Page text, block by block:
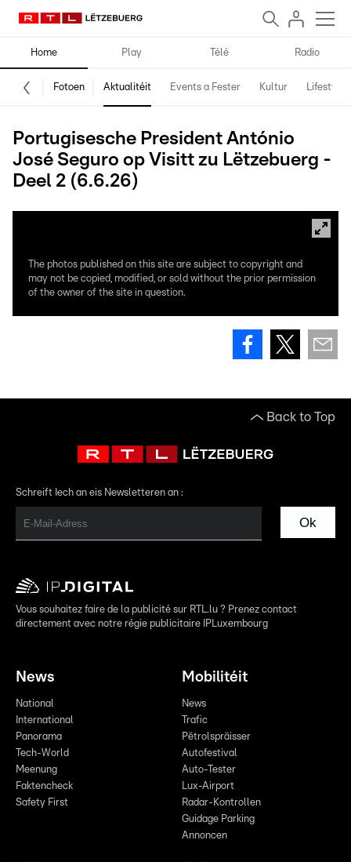
Home Play Télé Radio
Fotoen Aktualitéit Events a Fester Kultur Lifestyle
Portugisesche President António
José Seguro op Visitt zu Lëtzebuerg -
Deel 2 (6.6.26)
The photos published on this site are subject to copyright and
may not be copied, modified, or sold without the prior permission
of the owner of the site in question.
Back to Top
Schreift Iech an eis Newsletteren an :
Ok
Vous souhaitez faire de la publicité sur RTL.lu ? Prenez contact
directement avec notre régie publicitaire IPLuxembourg
News
National
International
Panorama
Tech-World
Meenung
Faktencheck
Safety First
Mobilitéit
News
Trafic
Pëtrolspräisser
Autofestival
Auto-Tester
Lux-Airport
Radar-Kontrollen
Guidage Parking
Annoncen